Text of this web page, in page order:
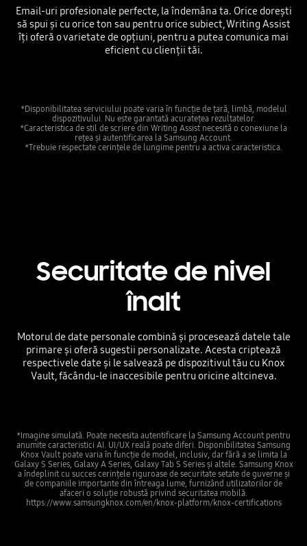
Email-uri profesionale perfecte, la îndemâna ta. Orice dorești
să spui și cu orice ton sau pentru orice subiect, Writing Assist
îți oferă o varietate de opțiuni, pentru a putea comunica mai
eficient cu clienții tăi.
*Disponibilitatea serviciului poate varia în funcție de țară, limbă, modelul
dispozitivului. Nu este garantată acuratețea rezultatelor.
*Caracteristica de stil de scriere din Writing Assist necesită o conexiune la
rețea și autentificarea la Samsung Account.
*Trebuie respectate cerințele de lungime pentru a activa caracteristica.
Securitate de nivel
înalt
Motorul de date personale combină și procesează datele tale
primare și oferă sugestii personalizate. Acesta criptează
respectivele date și le salvează pe dispozitivul tău cu Knox
Vault, făcându-le inaccesibile pentru oricine altcineva.
*Imagine simulată. Poate necesita autentificare la Samsung Account pentru
anumite caracteristici AI. UI/UX reală poate diferi. Disponibilitatea Samsung
Knox Vault poate varia în funcție de model, inclusiv, dar fără a se limita la
Galaxy S Series, Galaxy A Series, Galaxy Tab S Series și altele. Samsung Knox
a îndeplinit cu succes cerințele riguroase de securitate setate de guverne și
de companiile importante din întreaga lume, furnizând utilizatorilor de
afaceri o soluție robustă privind securitatea mobilă.
https://www.samsungknox.com/en/knox-platform/knox-certifications